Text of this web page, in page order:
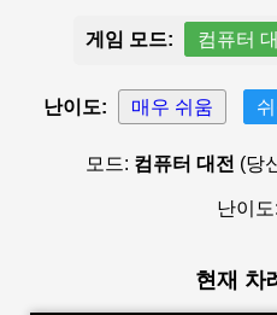
게임 모드: 컴퓨터
난이도: 매우 쉬움
모드: 컴퓨터 대전 (당
난이도:
현재 차